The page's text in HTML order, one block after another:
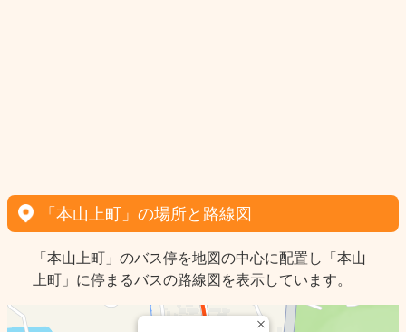
「本山上町」の場所と路線図
「本山上町」のバス停を地図の中心に配置し「本山
上町」に停まるバスの路線図を表示しています。